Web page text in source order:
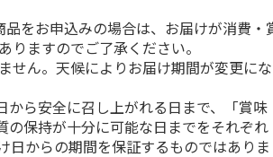
をお申込みの場合は、お届けが消費・
りますのでご了承ください。
せん。天候によりお届け期間が変更にな
ら安全に召し上がれる日まで、「賞味
の保持が十分に可能な日までをそれぞれ
日からの期間を保証するものではありま